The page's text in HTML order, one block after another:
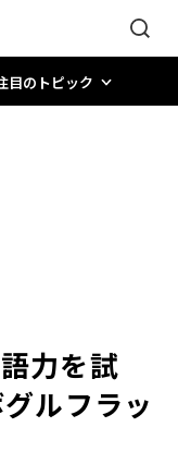
目のトピック
力を試
ルフラッ